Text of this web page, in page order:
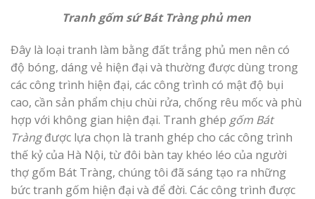
Tranh gốm sứ Bát Tràng phủ men
Đây là loại tranh làm bằng đất trắng phủ men nên có
độ bóng, dáng vẻ hiện đại và thường được dùng trong
các công trình hiện đại, các công trình có mật độ bụi
cao, cần sản phẩm chịu chùi rửa, chống rêu mốc và phù
hợp với không gian hiện đại. Tranh ghép gốm Bát
Tràngđược lựa chọn là tranh ghép cho các công trình
thế kỷ của Hà Nội, từ đôi bàn tay khéo léo của người
thợ gốm Bát Tràng, chúng tôi đã sáng tạo ra những
bức tranh gốm hiện đại và để đời. Các công trình được